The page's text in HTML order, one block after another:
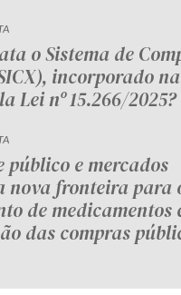
o Sistema de
incorporado
Lei nº 15.266/2025?
público e mercados
nova fronteira para
de medicamentos
das compras